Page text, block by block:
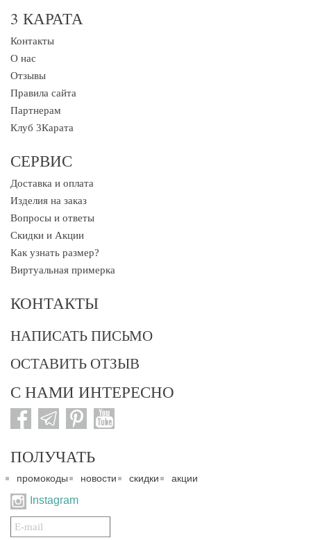
3 КАРАТА
Контакты
О нас
Отзывы
Правила сайта
Партнерам
Клуб 3Карата
СЕРВИС
Доставка и оплата
Изделия на заказ
Вопросы и ответы
Скидки и Акции
Как узнать размер?
Виртуальная примерка
КОНТАКТЫ
НАПИСАТЬ ПИСЬМО
ОСТАВИТЬ ОТЗЫВ
С НАМИ ИНТЕРЕСНО
ПОЛУЧАТЬ
промокоды новости скидки акции
Instagram
Подписаться
на